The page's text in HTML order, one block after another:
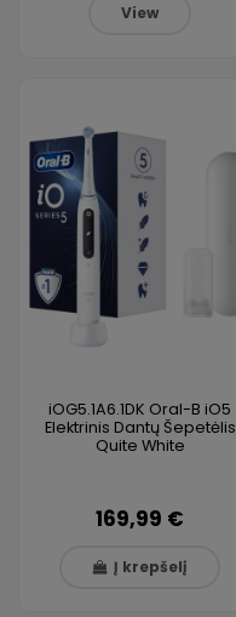
View
iOG5.1A6.1DK Oral-B iO5
Elektrinis Dantų Šepetėlis
Quite White
169,99 €
Į krepšelį